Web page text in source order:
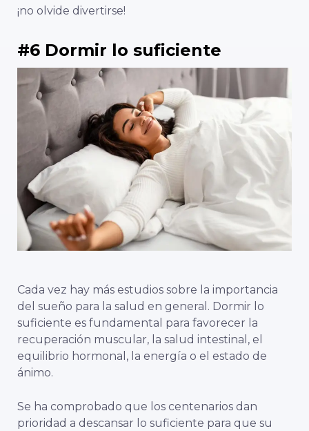
¡no olvide divertirse!
#6 Dormir lo suficiente
Cada vez hay más estudios sobre la importancia
del sueño para la salud en general. Dormir lo
suficiente es fundamental para favorecer la
recuperación muscular, la salud intestinal, el
equilibrio hormonal, la energía o el estado de
ánimo.
Se ha comprobado que los centenarios dan
prioridad a descansar lo suficiente para que su